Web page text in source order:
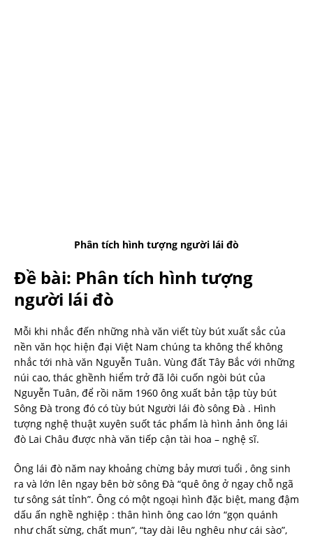
Phân tích hình tượng người lái đò
Đề bài: Phân tích hình tượng
người lái đò
Mỗi khi nhắc đến những nhà văn viết tùy bút xuất sắc của
nền văn học hiện đại Việt Nam chúng ta không thể không
nhắc tới nhà văn Nguyễn Tuân. Vùng đất Tây Bắc với những
núi cao, thác ghềnh hiểm trở đã lôi cuốn ngòi bút của
Nguyễn Tuân, để rồi năm 1960 ông xuất bản tập tùy bút
Sông Đà trong đó có tùy bút Người lái đò sông Đà . Hình
tượng nghệ thuật xuyên suốt tác phẩm là hình ảnh ông lái
đò Lai Châu được nhà văn tiếp cận tài hoa – nghệ sĩ.
Ông lái đò năm nay khoảng chừng bảy mươi tuổi , ông sinh
ra và lớn lên ngay bên bờ sông Đà “quê ông ở ngay chỗ ngã
tư sông sát tỉnh”. Ông có một ngoại hình đặc biệt, mang đậm
dấu ấn nghề nghiệp : thân hình ông cao lớn “gọn quánh
như chất sừng, chất mun”, “tay dài lêu nghêu như cái sào”,